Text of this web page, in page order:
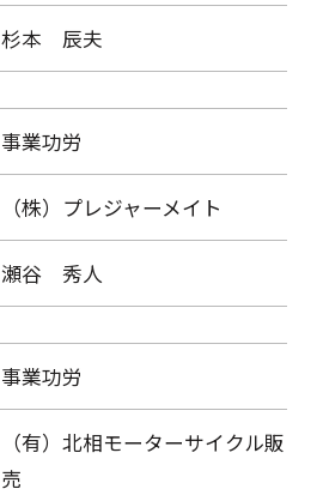
杉本 辰夫
事業功労
（株）プレジャーメイト
瀬谷 秀人
事業功労
（有）北相モーターサイクル販
売